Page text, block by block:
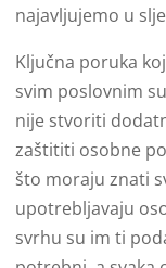
najavljujemo u
Ključna poruka
svim poslovnim
nije stvoriti
zaštititi osobne
što moraju znati
upotrebljavaju
svrhu su im ti